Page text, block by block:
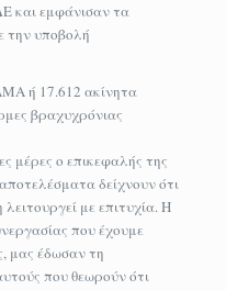
και εμφάνισαν τα
την υποβολή
ή 17.612 ακίνητα
βραχυχρόνιας
μέρες ο επικεφαλής της
δείχνουν ότι
με επιτυχία. Η
που έχουμε
μας έδωσαν τη
που θεωρούν ότι